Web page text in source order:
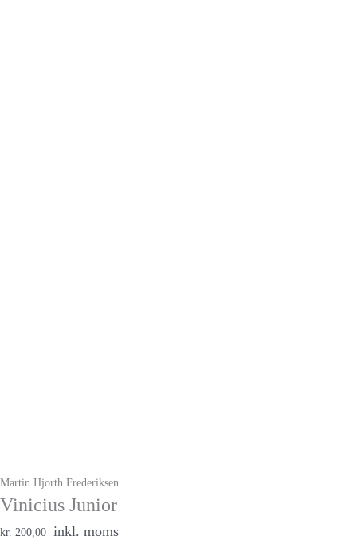
Martin Hjorth Frederiksen
Vinicius Junior
kr. 200,00 inkl. moms